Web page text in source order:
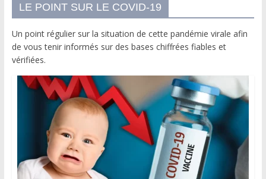
LE POINT SUR LE COVID-19
Un point régulier sur la situation de cette pandémie virale afin
de vous tenir informés sur des bases chiffrées fiables et
vérifiées.